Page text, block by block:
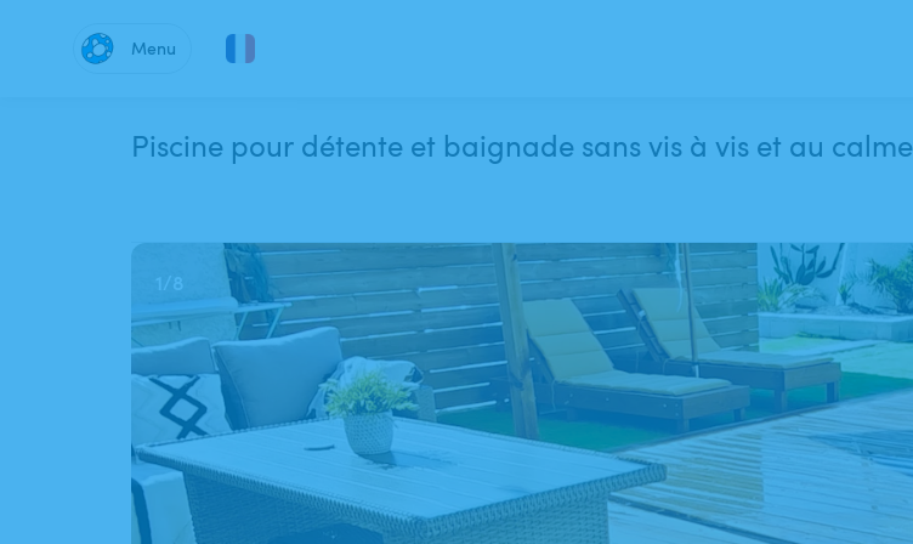
Menu
Piscine pour détente et baignade sans vis à vis et au calme
1 /8